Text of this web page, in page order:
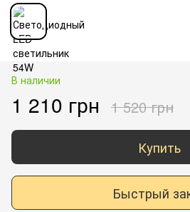
В наличии
1 210 грн 1 520 грн
Купить
Быстрый